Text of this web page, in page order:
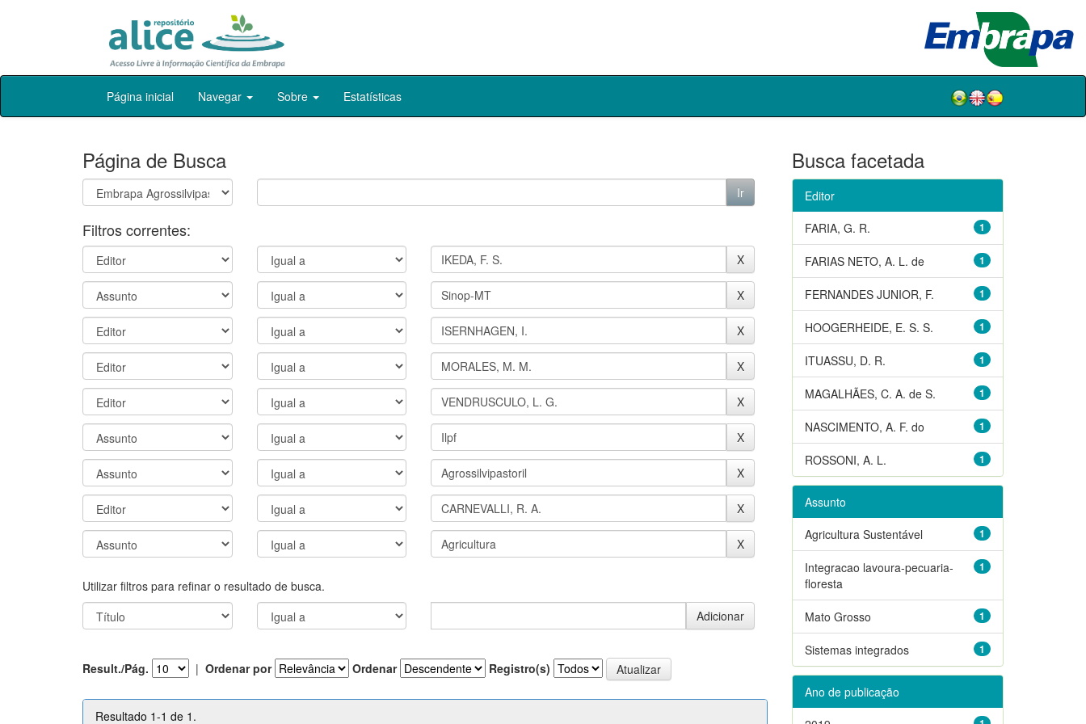
Skip
Página inicial Navegar Sobre Estatísticas
Página de Busca
Filtros correntes:
Utilizar filtros para refinar o resultado de busca.
Result./Pág. | Ordenar por Ordenar Registro(s)
Resultado 1-1 de 1.
Busca facetada
Editor
1
FARIA, G. R.
1
FARIAS NETO, A. L. de
1
FERNANDES JUNIOR, F.
1
HOOGERHEIDE, E. S. S.
1
ITUASSU, D. R.
1
MAGALHÃES, C. A. de S.
1
NASCIMENTO, A. F. do
1
ROSSONI, A. L.
Assunto
1
Agricultura Sustentável
1
Integracao lavoura-pecuaria-
floresta
1
Mato Grosso
1
Sistemas integrados
Ano de publicação